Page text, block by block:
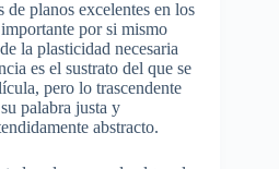
de planos excelentes en los
importante por si mismo
de la plasticidad necesaria
es el sustrato del que se
, pero lo trascendente
su palabra justa y
abstracto.